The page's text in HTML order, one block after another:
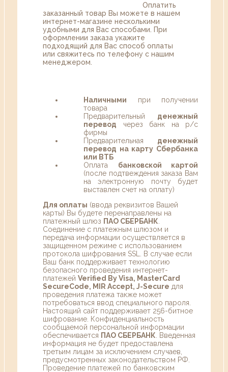
Оплатить
заказанный товар Вы можете в нашем
интернет-магазине несколькими
удобными для Вас способами. При
оформлении заказа укажите
подходящий для Вас способ оплаты
или свяжитесь по телефону с нашим
менеджером.
Наличными при получении
товара
Предварительный денежный
перевод через банк на р/с
фирмы
Предварительная денежный
перевод на карту Сбербанка
или ВТБ
Оплата банковской картой
(после подтвеждения заказа Вам
на электронную почту будет
выставлен счет на оплату)
Для оплаты (ввода реквизитов Вашей
карты) Вы будете перенаправлены на
платежный шлюз ПАО СБЕРБАНК
Соединение с платежным шлюзом и
передача информации осуществляется в
защищенном режиме с использованием
протокола шифрования SSL. В случае если
Ваш банк поддерживает технологию
безопасного проведения интернет-
платежей Verified By Visa, MasterCard
SecureCode, MIR Accept, J-Secure для
проведения платежа также может
потребоваться ввод специального пароля.
Настоящий сайт поддерживает 256-битное
шифрование. Конфиденциальность
сообщаемой персональной информации
обеспечивается ПАО СБЕРБАНК . Введенная
информация не будет предоставлена
третьим лицам за исключением случаев,
предусмотренных законодательством РФ.
Проведение платежей по банковским